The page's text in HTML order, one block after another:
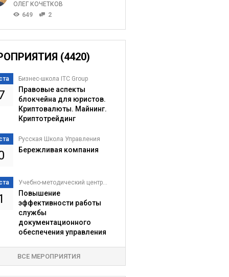
ОЛЕГ КОЧЕТКОВ
649
2
(4420)
Бизнес-школа ITC Group
Правовые аспекты
блокчейна для юристов.
Криптовалюты. Майнинг.
Криптотрейдинг
Русская Школа Управления
Бережливая компания
Учебно-методический центр...
Повышение
эффективности работы
службы
документационного
обеспечения управления
ВСЕ МЕРОПРИЯТИЯ